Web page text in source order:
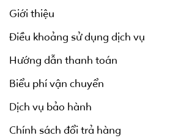
Giới thiệu
Điều khoảng sử dụng dịch vụ
Hướng dẫn thanh toán
Biểu phí vận chuyển
Dịch vụ bảo hành
Chính sách đổi trả hàng